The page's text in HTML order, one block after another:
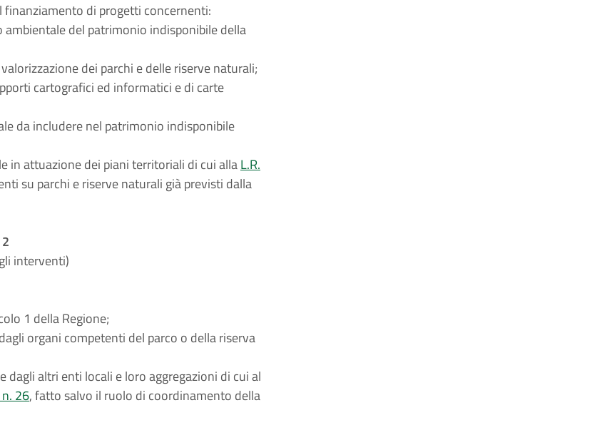
di progetti concernenti:
del patrimonio indisponibile della
dei parchi e delle riserve naturali;
cartografici ed informatici e di carte
da includere nel patrimonio indisponibile
in attuazione dei piani territoriali di cui allaL.R.
su parchi e riserve naturali già previsti dalla
interventi)
1 della Regione;
organi competenti del parco o della riserva
dagli altri enti locali e loro aggregazioni di cui al
26, fatto salvo il ruolo di coordinamento della